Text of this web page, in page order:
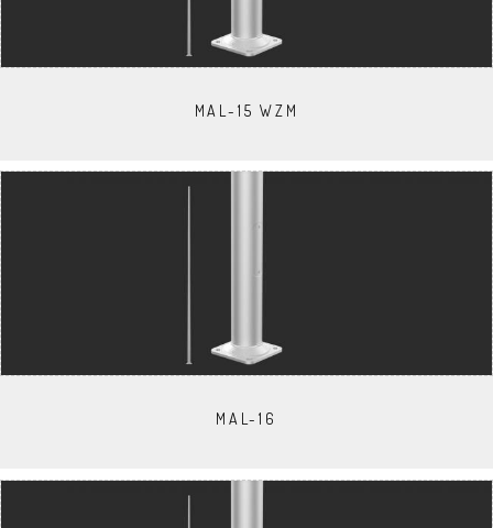
MAL-15 WZM
MAL-16